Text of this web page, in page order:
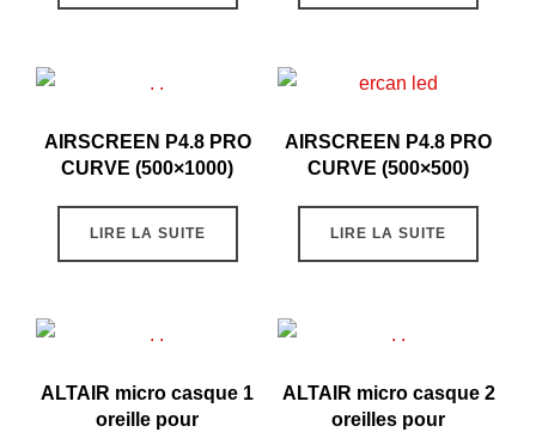
AIRSCREEN P4.8 PRO
CURVE (500×1000)
LIRE LA SUITE
AIRSCREEN P4.8 PRO
CURVE (500×500)
LIRE LA SUITE
ALTAIR micro casque 1
oreille pour
ALTAIR micro casque 2
oreilles pour